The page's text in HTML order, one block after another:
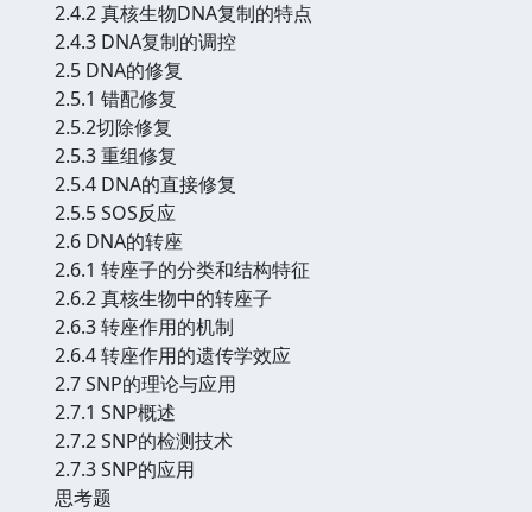
2.4.2 真核生物DNA复制的特点
2.4.3 DNA复制的调控
2.5 DNA的修复
2.5.1 错配修复
2.5.2切除修复
2.5.3 重组修复
2.5.4 DNA的直接修复
2.5.5 SOS反应
2.6 DNA的转座
2.6.1 转座子的分类和结构特征
2.6.2 真核生物中的转座子
2.6.3 转座作用的机制
2.6.4 转座作用的遗传学效应
2.7 SNP的理论与应用
2.7.1 SNP概述
2.7.2 SNP的检测技术
2.7.3 SNP的应用
思考题